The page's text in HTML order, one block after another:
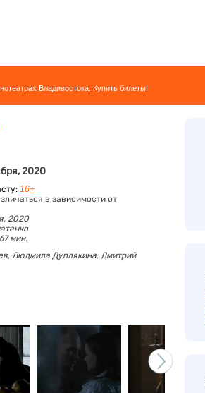
Владивостока. Купить билеты!
2020
16+
в зависимости от
2020
67 мин.
Людмила Дуплякина, Дмитрий